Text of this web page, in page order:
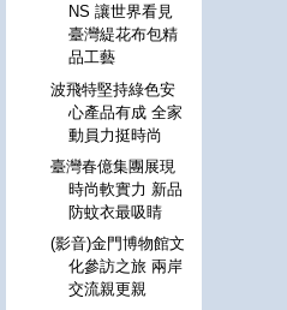
NS 讓世界看見
臺灣緹花布包精
品工藝
波飛特堅持綠色安
心產品有成 全家
動員力挺時尚
臺灣春億集團展現
時尚軟實力 新品
防蚊衣最吸睛
(影音)金門博物館文
化參訪之旅 兩岸
交流親更親